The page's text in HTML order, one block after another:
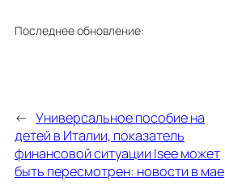
Последнее обновление:
← Универсальное пособие на
детей в Италии, показатель
финансовой ситуации Isee может
быть пересмотрен: новости в мае